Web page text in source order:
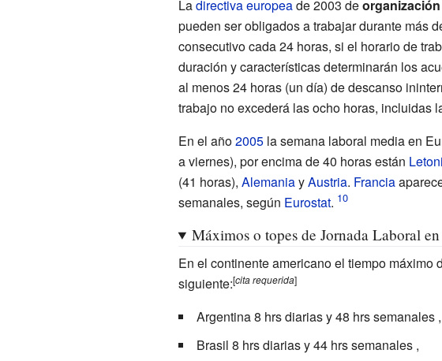
Ladirectiva europeade 2003 de
pueden ser obligados a trabajar durante más
consecutivo cada 24 horas, si el horario de
duración y características determinarán los
al menos 24 horas (un día) de descanso
trabajo no excederá las ocho horas, incluidas
En el año2005la semana laboral media en
a viernes), por encima de 40 horas están
(41 horas), AlemaniayAustria. Francia
semanales, según Eurostat.
Máximos o topes de Jornada Laboral
En el continente americano el tiempo
siguiente:[cita requerida]
Argentina 8 hrs diarias y 48 hrs semanales ,
Brasil 8 hrs diarias y 44 hrs semanales ,